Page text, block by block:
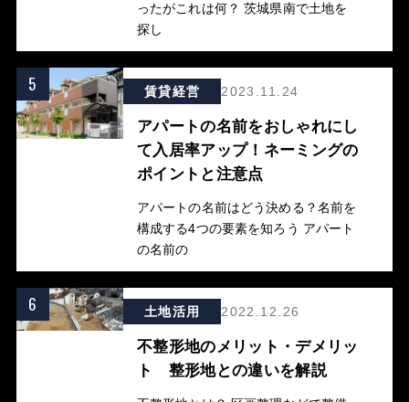
ったがこれは何？ 茨城県南で土地を
探し
5 賃貸経営 2023.11.24
アパートの名前をおしゃれにし
て入居率アップ！ネーミングの
ポイントと注意点
アパートの名前はどう決める？名前を
構成する4つの要素を知ろう アパート
の名前の
6 土地活用 2022.12.26
不整形地のメリット・デメリッ
ト 整形地との違いを解説